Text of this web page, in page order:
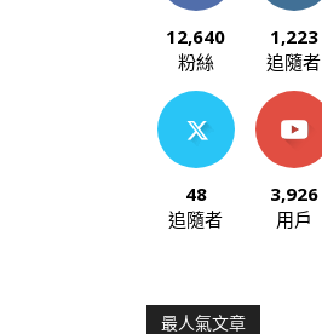
12,640
粉絲
1,223
追隨者
48
追隨者
3,926
用戶
最人氣文章